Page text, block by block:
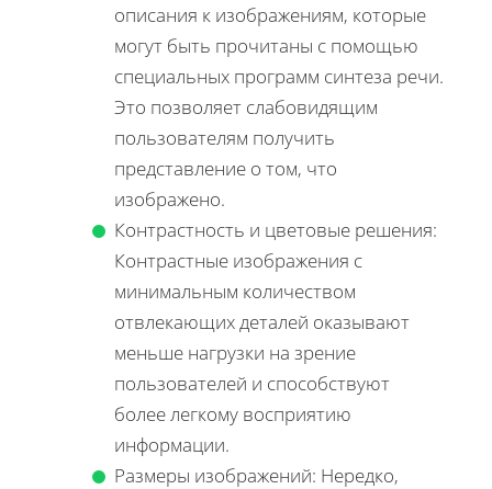
описания к изображениям, которые
могут быть прочитаны с помощью
специальных программ синтеза речи.
Это позволяет слабовидящим
пользователям получить
представление о том, что
изображено.
Контрастность и цветовые решения:
Контрастные изображения с
минимальным количеством
отвлекающих деталей оказывают
меньше нагрузки на зрение
пользователей и способствуют
более легкому восприятию
информации.
Размеры изображений: Нередко,